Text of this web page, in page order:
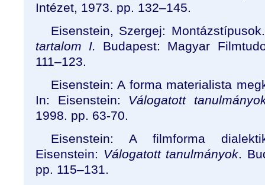
Intézet, 1973. pp. 132–145.
Eisenstein, Szergej:
tartalom I. Budapest: Magyar
111–123.
Eisenstein: A forma materialista
In: Eisenstein: Válogatott
1998. pp. 63-70.
Eisenstein: A filmforma
Eisenstein: Válogatott tanulmányok.
pp. 115–131.